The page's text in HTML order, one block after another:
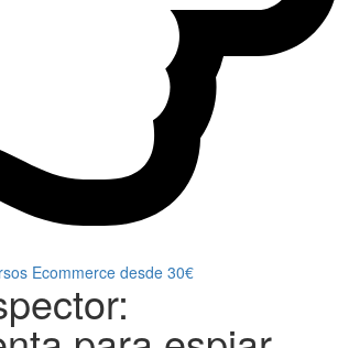
Ecommerce desde 30€